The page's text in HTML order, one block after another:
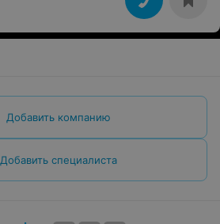
Добавить компанию
Добавить специалиста